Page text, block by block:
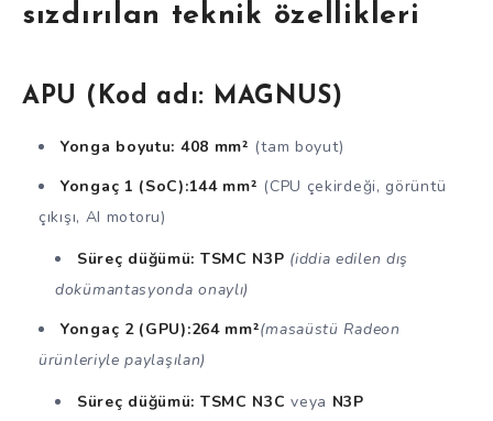
sızdırılan teknik özellikleri
APU (Kod adı: MAGNUS)
Yonga boyutu: 408 mm² (tam boyut)
Yongaç 1 (SoC):144 mm² (CPU çekirdeği, görüntü
çıkışı, AI motoru)
Süreç düğümü: TSMC N3P (iddia edilen dış
dokümantasyonda onaylı)
Yongaç 2 (GPU):264 mm²(masaüstü Radeon
ürünleriyle paylaşılan)
Süreç düğümü: TSMC N3C veya N3P